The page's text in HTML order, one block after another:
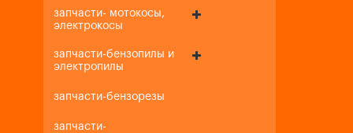
запчасти- мотокосы,
электрокосы
запчасти-бензопилы и
электропилы
запчасти-бензорезы
запчасти-